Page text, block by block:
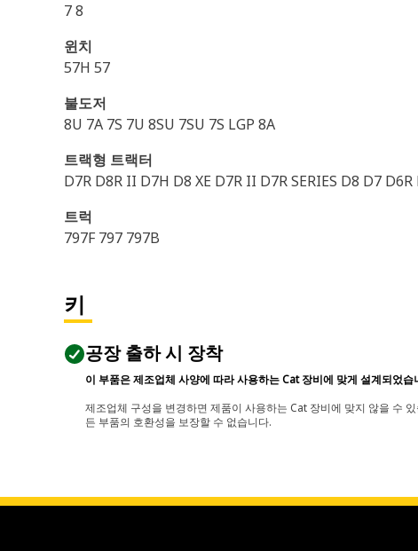
7 8
윈치
57H 57
불도저
8U 7A 7S 7U 8SU 7SU 7S LGP 8A
트랙형 트랙터
D7R D8R II D7H D8 XE D7R II D7R SERIES D8 D7
트럭
797F 797 797B
키
공장 출하 시 장착
이 부품은 제조업체 사양에 따라 사용하는 Cat 장비에 맞게 설계되었습
제조업체 구성을 변경하면 제품이 사용하는 Cat 장비에 맞지 않을 수
든 부품의 호환성을 보장할 수 없습니다.